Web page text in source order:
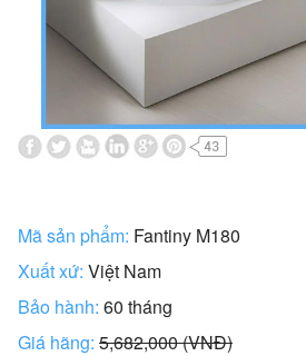
Mã sản phẩm: Fantiny M180
Xuất xứ: Việt Nam
Bảo hành: 60 tháng
Giá hãng: 5,682,000 (VNĐ)